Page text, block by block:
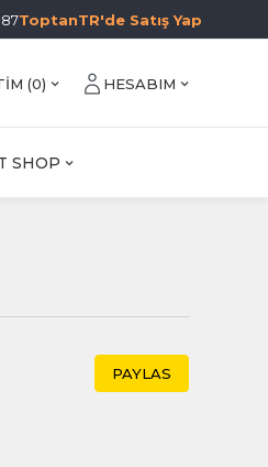
ToptanTR'de Satış Yap
(0) HESABIM
SHOP
PAYLAS